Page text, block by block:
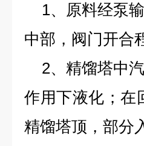
1、原料经泵
中部，阀门开
2、精馏塔中
作用下液化；在
精馏塔顶，部分